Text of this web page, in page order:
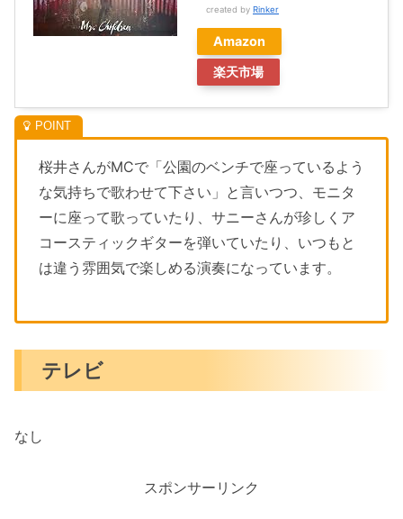
created by Rinker
Amazon
楽天市場
桜井さんがMCで「公園のベンチで座っているよう
な気持ちで歌わせて下さい」と言いつつ、モニタ
ーに座って歌っていたり、サニーさんが珍しくア
コースティックギターを弾いていたり、いつもと
は違う雰囲気で楽しめる演奏になっています。
テレビ
なし
スポンサーリンク